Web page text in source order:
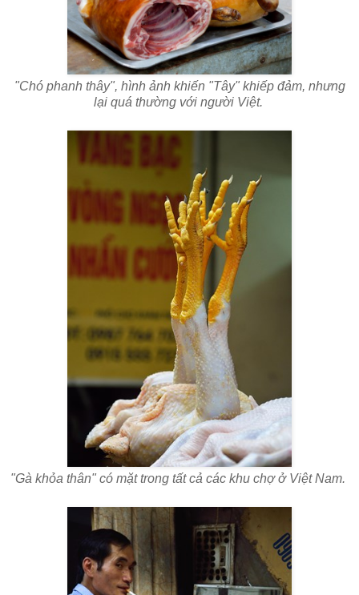
"Chó phanh thây", hình ảnh khiến "Tây" khiếp đảm, nhưng
lại quá thường với người Việt.
"Gà khỏa thân" có mặt trong tất cả các khu chợ ở Việt Nam.